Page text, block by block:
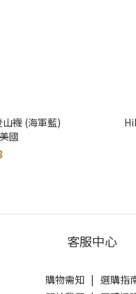
襪 (海軍藍)
國
客服中心
購物需知| 選購指